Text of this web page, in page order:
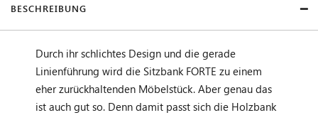
BESCHREIBUNG
Durch ihr schlichtes Design und die gerade
Linienführung wird die Sitzbank FORTE zu einem
eher zurückhaltenden Möbelstück. Aber genau das
ist auch gut so. Denn damit passt sich die Holzbank